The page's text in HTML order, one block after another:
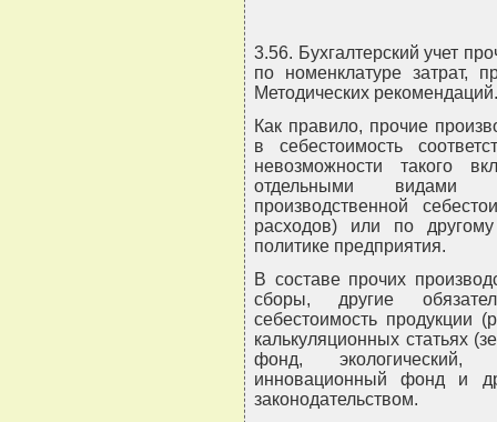
3.56. Бухгалтерский учет
по номенклатуре затрат,
Методических рекомендаций.
Как правило, прочие
в себестоимость
невозможности такого
отдельными видами
производственной
расходов) или по
политике предприятия.
В составе прочих
сборы, другие
себестоимость продукции
калькуляционных статьях
фонд, экологический,
инновационный фонд и
законодательством.